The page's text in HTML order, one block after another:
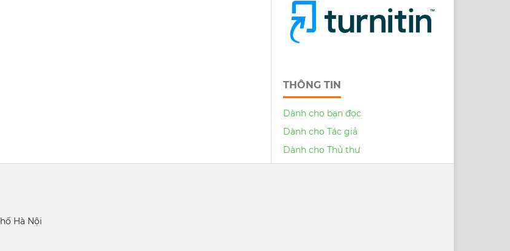
THÔNG TIN
Dành cho bạn đọc
Dành cho Tác giả
Dành cho Thủ thư
Hà Nội